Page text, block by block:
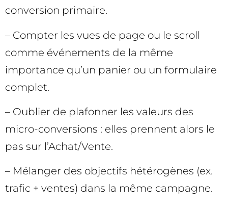
conversion primaire.
– Compter les vues de page ou le scroll
comme événements de la même
importance qu’un panier ou un formulaire
complet.
– Oublier de plafonner les valeurs des
micro-conversions : elles prennent alors le
pas sur l’Achat/Vente.
– Mélanger des objectifs hétérogènes (ex.
trafic + ventes) dans la même campagne.